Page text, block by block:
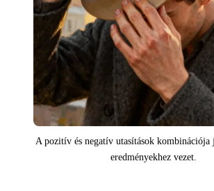
A pozitív és negatív utasítások kombinációja
eredményekhez vezet.